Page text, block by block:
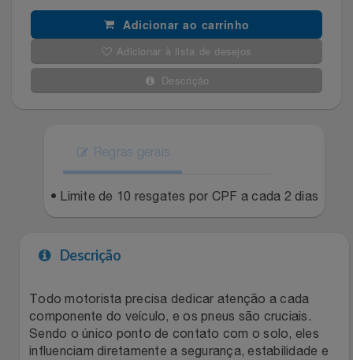
Ferramentas
Informática
Jogos E Consoles
Malas E Mochilas
Mercado
Móveis
Jbl
Loccitane Au Bresil
Meu Resgate Favorito
Mondial
Mormaii
Multi
Natura
Pet Love Saúde
Pontos Por Opiniões
Portal Das Malas
Renner
Sams Club
Topstore
Adicionar ao carrinho
Adicionar à lista de desejos
Descrição
Regras gerais
• Limite de 10 resgates por CPF a cada 2 dias
Descrição
Todo motorista precisa dedicar atenção a cada
componente do veículo, e os pneus são cruciais.
Sendo o único ponto de contato com o solo, eles
influenciam diretamente a segurança, estabilidade e